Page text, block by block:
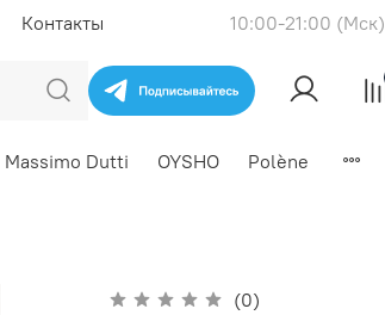
Контакты 10:00-21:00 (Мск)
Massimo Dutti OYSHO Polène
(0)